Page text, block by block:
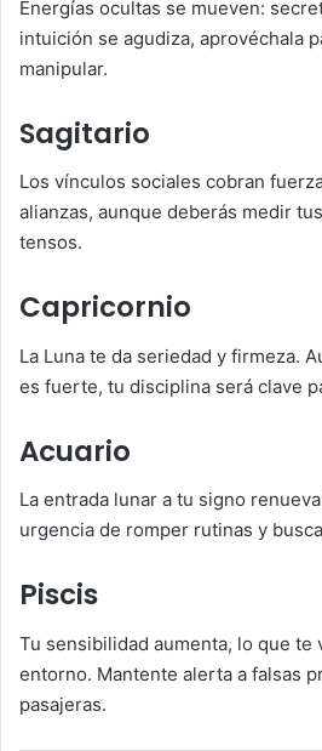
Energías ocultas se mueven:
intuición se agudiza, aprovéchala
manipular.
Sagitario
Los vínculos sociales cobran
alianzas, aunque deberás medir
tensos.
Capricornio
La Luna te da seriedad y firmeza.
es fuerte, tu disciplina será clave
Acuario
La entrada lunar a tu signo
urgencia de romper rutinas y
Piscis
Tu sensibilidad aumenta, lo que te
entorno. Mantente alerta a falsas
pasajeras.